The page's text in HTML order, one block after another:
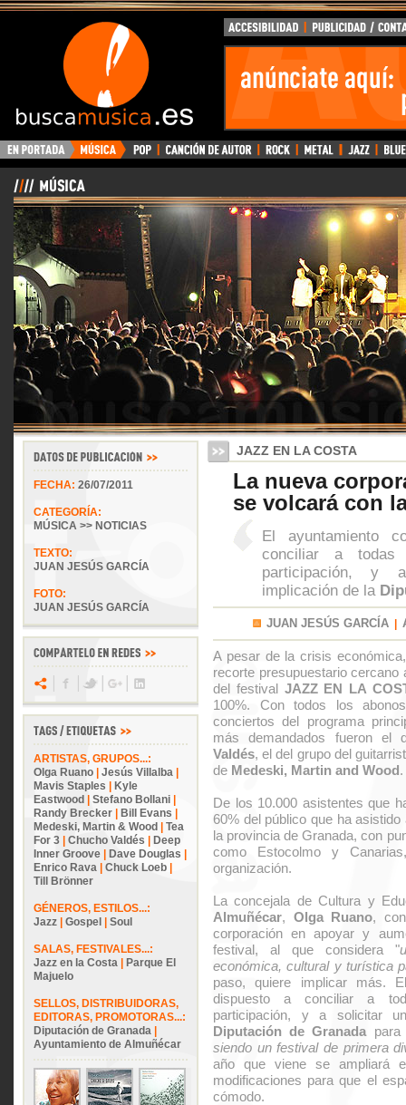
BuscaMusica.es
FECHA: 26/07/2011
CATEGORÍA:
MÚSICA >> NOTICIAS
TEXTO:
JUAN JESÚS GARCÍA
FOTO:
JUAN JESÚS GARCÍA
ARTISTAS, GRUPOS...:
Olga Ruano
Jesús Villalba
Mavis Staples
Kyle
Eastwood
Stefano Bollani
Randy Brecker
Bill Evans
Medeski, Martin & Wood
Tea
For 3
Chucho Valdés
Deep
Inner Groove
Dave Douglas
Enrico Rava
Chuck Loeb
Till Brönner
GÉNEROS, ESTILOS...:
Jazz
Gospel Soul
SALAS, FESTIVALES...:
Jazz en la Costa
Parque El
Majuelo
SELLOS, DISTRIBUIDORAS,
EDITORAS, PROMOTORAS...:
Diputación de Granada
Ayuntamiento de Almuñécar
JAZZ EN LA COSTA
La nueva
se volcará con
El ayuntamiento
conciliar a
participación, y
implicación de la
JUAN JESÚS GARCÍA |
A pesar de la crisis
recorte presupuestario
del festival JAZZ EN LA
100%. Con todos los
conciertos del programa
más demandados fueron el
Valdés, el del grupo del
de Medeski, Martin and Wood.
De los 10.000 asistentes que
60% del público que ha
la provincia de Granada, con
como Estocolmo y
organización.
La concejala de Cultura y
Almuñécar, Olga Ruano,
corporación en apoyar y
festival, al que considera "
económica, cultural y turística
paso, quiere implicar más.
dispuesto a conciliar a
participación, y a solicitar
Diputación de Granada
siendo un festival de primera
año que viene se ampliará
modificaciones para que el
cómodo.